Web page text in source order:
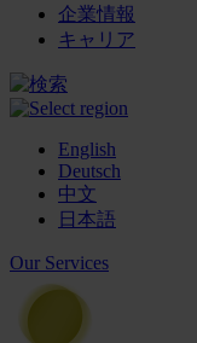
企業情報
キャリア
English
Deutsch
中文
日本語
Our Services